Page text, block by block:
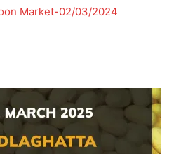
Market-02/03/2024